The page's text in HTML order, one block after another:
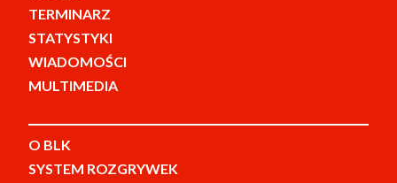
TERMINARZ
STATYSTYKI
WIADOMOŚCI
MULTIMEDIA
O BLK
SYSTEM ROZGRYWEK